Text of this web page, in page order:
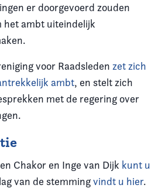
er doorgevoerd zouden
het ambt uiteindelijk
voor Raadsleden zet zich
ambt, en stelt zich
met de regering over
Chakor en Inge van Dijk kunt u
van de stemmingvindt u hier.